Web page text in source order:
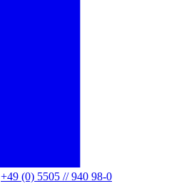
+49 (0) 5505 // 940 98-0